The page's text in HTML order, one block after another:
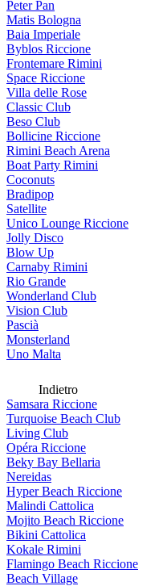
Peter Pan
Matis Bologna
Baia Imperiale
Byblos Riccione
Frontemare Rimini
Space Riccione
Villa delle Rose
Classic Club
Beso Club
Bollicine Riccione
Rimini Beach Arena
Boat Party Rimini
Coconuts
Bradipop
Satellite
Unico Lounge Riccione
Jolly Disco
Blow Up
Carnaby Rimini
Rio Grande
Wonderland Club
Vision Club
Pascià
Monsterland
Uno Malta
Indietro
Samsara Riccione
Turquoise Beach Club
Living Club
Opéra Riccione
Beky Bay Bellaria
Nereidas
Hyper Beach Riccione
Malindi Cattolica
Mojito Beach Riccione
Bikini Cattolica
Kokale Rimini
Flamingo Beach Riccione
Beach Village